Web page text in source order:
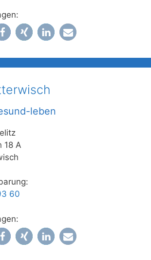
leben
18 A
60